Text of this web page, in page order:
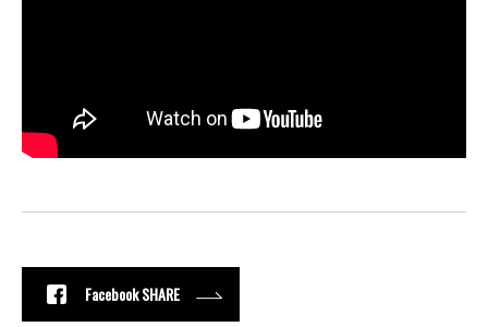
Facebook SHARE